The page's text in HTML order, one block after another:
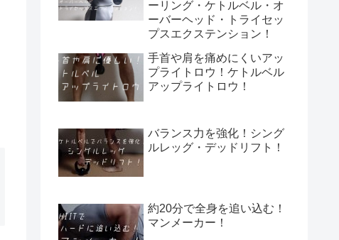
ーリング・ケトルベル・オ
ーバーヘッド・トライセッ
プスエクステンション！
手首や肩を痛めにくいアッ
プライトロウ！ケトルベル
アップライトロウ！
バランス力を強化！シング
ルレッグ・デッドリフト！
約20分で全身を追い込む！
マンメーカー！